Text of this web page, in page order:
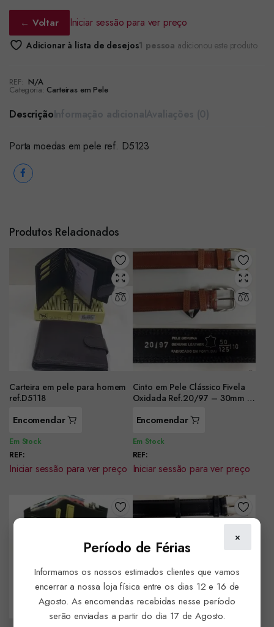
← Voltar Iniciar sessão para ver preço
Adicionar à lista de desejos1 pessoa adicionou este produto
REF: N/A
Categoria: Carteiras em Pele
Descrição
Porta moedas em pele ref. D5123
Produtos Relacionados
Carteira em pele para homem
ref.D5118
Encomendar
Em Stock
REF:
Iniciar sessão para ver preço
Cinto em Pele Clássico Fivela
Oxidada Ref.20/97 – 30mm –
Encomendar
Em Stock
REF:
Iniciar sessão para ver preço
×
Período de Férias
Informamos os nossos estimados clientes que vamos
encerrar a nossa loja física entre os dias 12 e 16 de
Agosto. As encomendas recebidas nesse período
serão enviadas a partir do dia 17 de Agosto.